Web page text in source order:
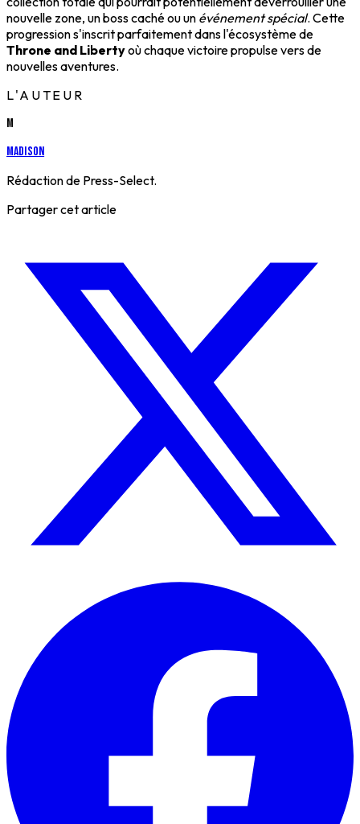
nouvelle zone, un boss caché ou un événement spécial. Cette
progression s'inscrit parfaitement dans l'écosystème de
Throne and Libertyoù chaque victoire propulse vers de
nouvelles aventures.
L'AUTEUR
M
Madison
Rédaction de Press-Select.
Partager cet article